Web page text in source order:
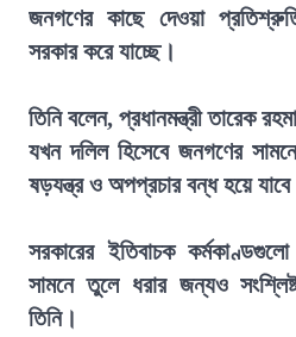
জনগণের কাছে দেওয়া
সরকার করে যাচ্ছে।
তিনি বলেন, প্রধানমন্ত্রী তারেক
যখন দলিল হিসেবে জনগণের
ষড়যন্ত্র ও অপপ্রচার বন্ধ হয়ে
সরকারের ইতিবাচক
সামনে তুলে ধরার জন্যও
তিনি।